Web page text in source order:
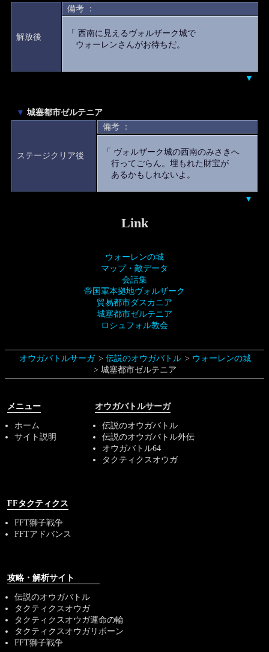
解放後
備考 ：
「 西南に見えるヴォルザーク城で
ウォーレンさんがお待ちだ。
▼
▼ 城塞都市ゼルテニア
ステージクリア後
備考 ：
「 ヴォルザーク城の西南のみさきへ
行ってごらん。埋もれた財宝が
あるかもしれないよ。
▼
Link
ウォーレンの城
マップ・敵データ
会話集
帝国軍本拠地ヴォルザーク
貿易都市ダスカニア
城塞都市ゼルテニア
ロシュフォル教会
オウガバトルサーガ 伝説のオウガバトル
ウォーレンの城
城塞都市ゼルテニア
メニュー
ホーム
サイト説明
オウガバトルサーガ
伝説のオウガバトル
伝説のオウガバトル外伝
オウガバトル64
タクティクスオウガ
FFタクティクス
FFT獅子戦争
FFTアドバンス
攻略・解析サイト
伝説のオウガバトル
タクティクスオウガ
タクティクスオウガ運命の輪
タクティクスオウガリボーン
FFT獅子戦争